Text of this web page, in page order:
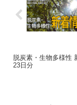
脱炭素・生物多様性
23日分